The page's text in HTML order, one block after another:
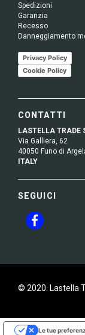
Spedizioni
Garanzia
Recesso
Danneggiamento
Privacy Policy
Cookie Policy
CONTATTI
LASTELLA TRADE
Via Galliera, 62
40050 Funo di
ITALY
SEGUICI
© 2020. Lastella
Le tue